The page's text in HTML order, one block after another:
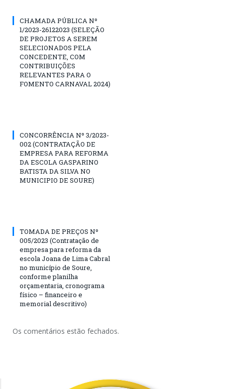
CHAMADA PÚBLICA Nº
1/2023-26122023 (SELEÇÃO
DE PROJETOS A SEREM
SELECIONADOS PELA
CONCEDENTE, COM
CONTRIBUIÇÕES
RELEVANTES PARA O
FOMENTO CARNAVAL 2024)
CONCORRÊNCIA Nº 3/2023-
002 (CONTRATAÇÃO DE
EMPRESA PARA REFORMA
DA ESCOLA GASPARINO
BATISTA DA SILVA NO
MUNICIPIO DE SOURE)
TOMADA DE PREÇOS Nº
005/2023 (Contratação de
empresa para reforma da
escola Joana de Lima Cabral
no município de Soure,
conforme planilha
orçamentaria, cronograma
físico – financeiro e
memorial descritivo)
Os comentários estão fechados.